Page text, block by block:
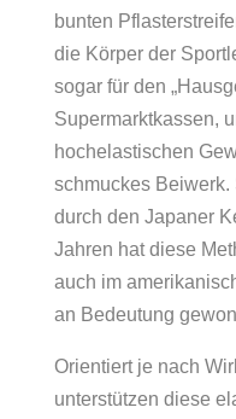
bunten
die Körper der
sogar für den
Supermarktkassen,
hochelastischen
schmuckes
durch den Japaner
Jahren hat diese
auch im
an Bedeutung
Orientiert je nach
unterstützen diese